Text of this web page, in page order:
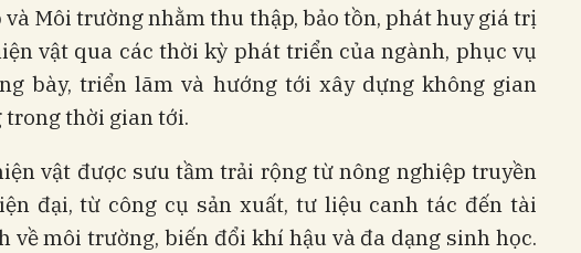
và Môi trường nhằm thu thập, bảo tồn, phát huy giá trị
vật qua các thời kỳ phát triển của ngành, phục vụ
bày, triển lãm và hướng tới xây dựng không gian
thời gian tới.
vật được sưu tầm trải rộng từ nông nghiệp truyền
đại, từ công cụ sản xuất, tư liệu canh tác đến tài
về môi trường, biến đổi khí hậu và đa dạng sinh học.